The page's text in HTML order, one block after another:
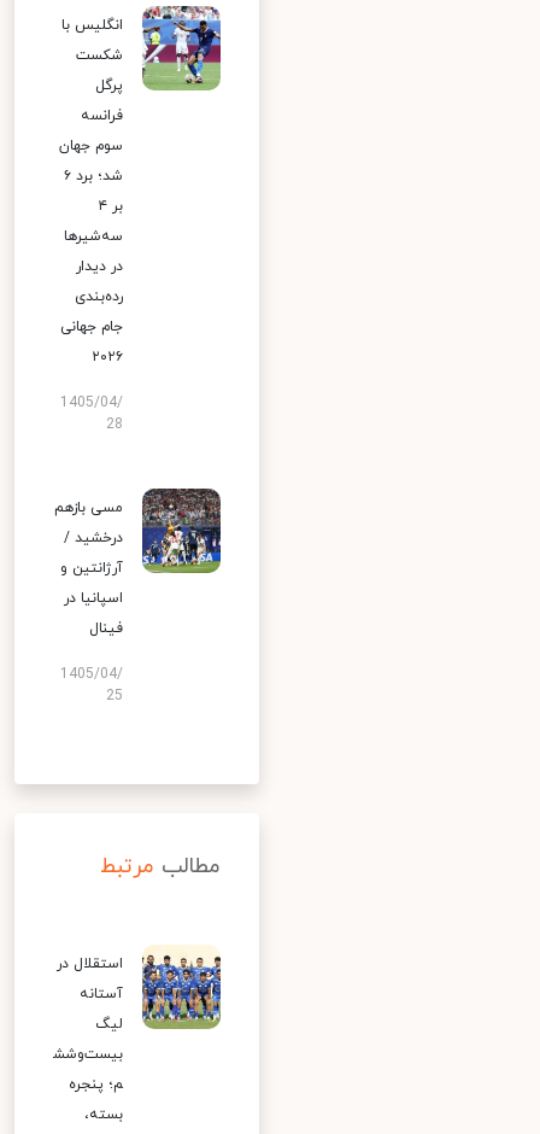
انگلیس با
شکست
پرگل
فرانسه
سوم جهان
شد؛ برد ۶
بر ۴
سه‌شیرها
در دیدار
رده‌بندی
جام جهانی
۲۰۲۶
1405/04/
28
مسی بازهم
درخشید /
آرژانتین و
اسپانیا در
فینال
1405/04/
25
مطالب مرتبط
استقلال در
آستانه
لیگ
بیست‌وشش
م؛ پنجره
بسته،